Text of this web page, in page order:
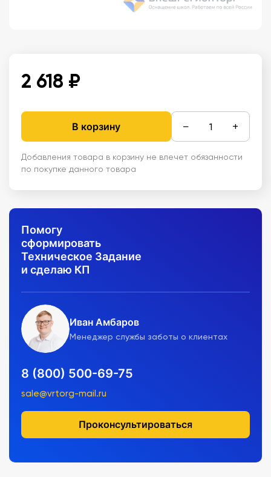
2 618 ₽
В корзину − +
Добавления товара в корзину не влечет обязанности
по покупке данного товара
Помогу
сформировать
Техническое Задание
и сделаю КП
Иван Амбаров
Менеджер службы заботы о клиентах
8 (800) 500-69-75
sale@vrtorg-mail.ru
Проконсультироваться